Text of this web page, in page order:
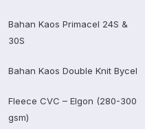
Bahan Kaos Primacel 24S &
30S
Bahan Kaos Double Knit Bycel
Fleece CVC – Elgon (280-300
gsm)